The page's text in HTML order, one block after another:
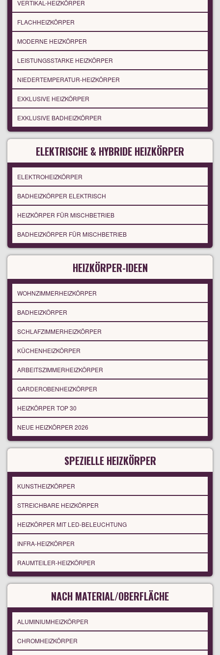
VERTIKAL-HEIZKÖRPER
FLACHHEIZKÖRPER
MODERNE HEIZKÖRPER
LEISTUNGSSTARKE HEIZKÖRPER
NIEDERTEMPERATUR-HEIZKÖRPER
EXKLUSIVE HEIZKÖRPER
EXKLUSIVE BADHEIZKÖRPER
ELEKTRISCHE & HYBRIDE HEIZKÖRPER
ELEKTROHEIZKÖRPER
BADHEIZKÖRPER ELEKTRISCH
HEIZKÖRPER FÜR MISCHBETRIEB
BADHEIZKÖRPER FÜR MISCHBETRIEB
HEIZKÖRPER-IDEEN
WOHNZIMMERHEIZKÖRPER
BADHEIZKÖRPER
SCHLAFZIMMERHEIZKÖRPER
KÜCHENHEIZKÖRPER
ARBEITSZIMMERHEIZKÖRPER
GARDEROBENHEIZKÖRPER
HEIZKÖRPER TOP 30
NEUE HEIZKÖRPER 2026
SPEZIELLE HEIZKÖRPER
KUNSTHEIZKÖRPER
STREICHBARE HEIZKÖRPER
HEIZKÖRPER MIT LED-BELEUCHTUNG
INFRA-HEIZKÖRPER
RAUMTEILER-HEIZKÖRPER
NACH MATERIAL/OBERFLÄCHE
ALUMINIUMHEIZKÖRPER
CHROMHEIZKÖRPER